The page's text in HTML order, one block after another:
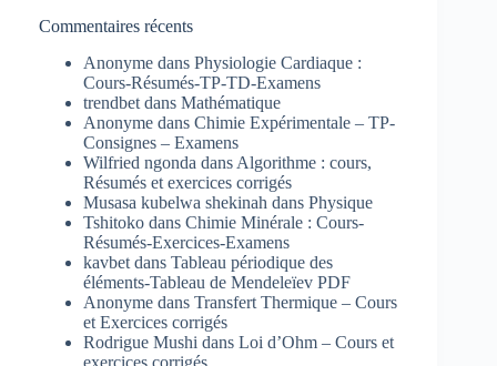
Commentaires récents
Anonyme dans Physiologie Cardiaque :
Cours-Résumés-TP-TD-Examens
trendbet dans Mathématique
Anonyme dans Chimie Expérimentale – TP-
Consignes – Examens
Wilfried ngonda dans Algorithme : cours,
Résumés et exercices corrigés
Musasa kubelwa shekinah dans Physique
Tshitoko dans Chimie Minérale : Cours-
Résumés-Exercices-Examens
kavbet dans Tableau périodique des
éléments-Tableau de Mendeleïev PDF
Anonyme dans Transfert Thermique – Cours
et Exercices corrigés
Rodrigue Mushi dans Loi d’Ohm – Cours et
exercices corrigés